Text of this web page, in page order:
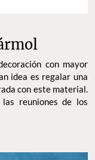
con mayor
idea es regalar una
con este material.
reuniones de los